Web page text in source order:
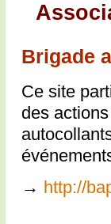
Brigade
Ce site
des
→ http://